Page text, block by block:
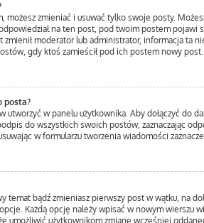
zmieniać i usuwać tylko swoje posty.
na ten post, pod twoim postem
moderator lub administrator, informacja
gdy ktoś zamieścił pod ich postem nowy post.
posta?
w panelu użytkownika. Aby dołączyć do
do wszystkich swoich postów, zaznaczając
w formularzu tworzenia wiadomości
temat bądź zmieniasz pierwszy post w wątku, na
Każdą opcję należy wpisać w nowym
umożliwić użytkownikom zmianę wcześniej